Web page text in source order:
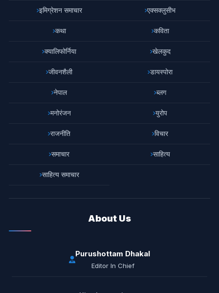
इमिग्रेशन समाचार एक्सक्लुसीभ
कथा कविता
क्यालिफोर्निया खेलकुद
जीवनशैली डायस्पोरा
नेपाल ब्लग
मनोरंजन युरोप
राजनीति विचार
समाचार साहित्य
साहित्य समाचार
About Us
Purushottam Dhakal
Editor In Chief